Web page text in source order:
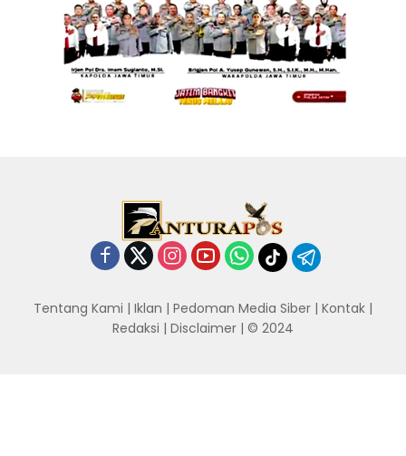
Tentang Kami | Iklan | Pedoman Media Siber | Kontak |
Redaksi | Disclaimer | © 2024